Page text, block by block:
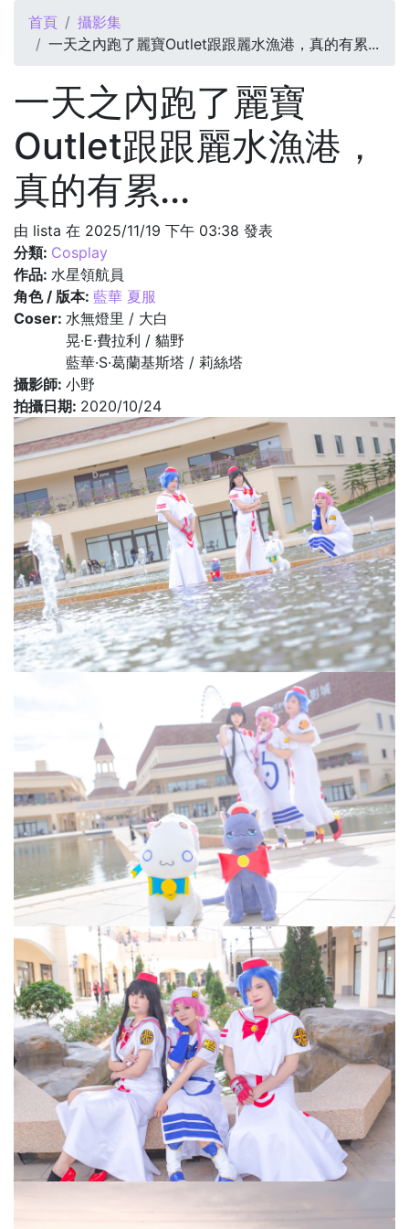
您在這裡
首頁
攝影集
一天之內跑了麗寶Outlet跟跟麗水漁港，真的有累...
一天之內跑了麗寶
Outlet跟跟麗水漁港，
真的有累...
由 lista 在 2025/11/19 下午 03:38 發表
分類: Cosplay
作品: 水星領航員
角色 / 版本: 藍華 夏服
Coser: 水無燈里 / 大白
晃·E·費拉利 / 貓野
藍華·S·葛蘭基斯塔 / 莉絲塔
攝影師: 小野
拍攝日期: 2020/10/24